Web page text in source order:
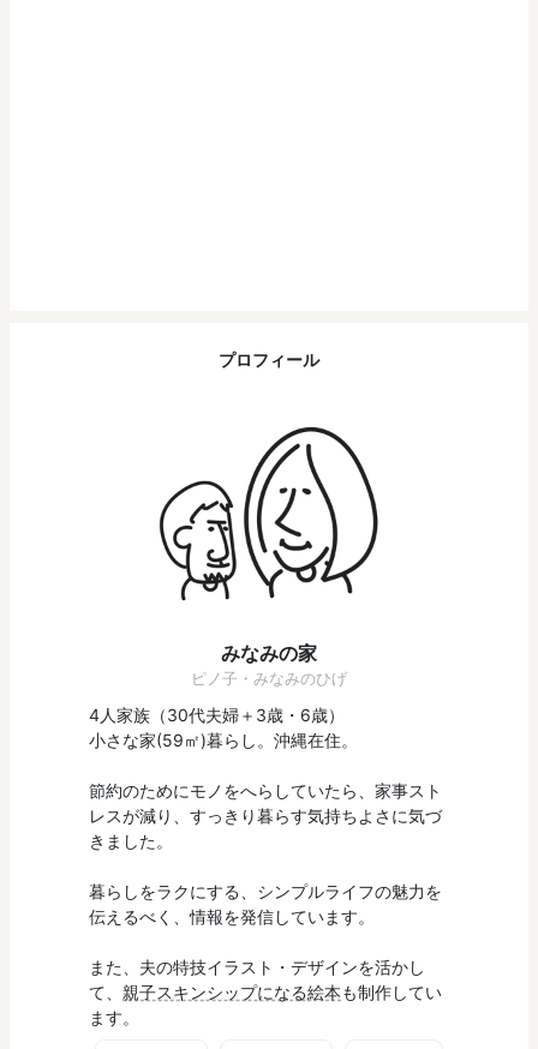
プロフィール
みなみの家
ピノ子・みなみのひげ
4人家族（30代夫婦＋3歳・6歳）
小さな家(59㎡)暮らし。沖縄在住。
節約のためにモノをへらしていたら、家事スト
レスが減り、すっきり暮らす気持ちよさに気づ
きました。
暮らしをラクにする、シンプルライフの魅力を
伝えるべく、情報を発信しています。
また、夫の特技イラスト・デザインを活かし
て、 親子スキンシップになる絵本も制作してい
ます。